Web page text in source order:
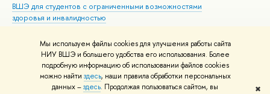
Мы используем файлы cookies для улучшения работы сайта
НИУ ВШЭ и большего удобства его использования. Более
подробную информацию об использовании файлов cookies
можно найти здесь, наши правила обработки персональных
данных –здесь. Продолжая пользоваться сайтом, вы
✖
ВШЭ для студентов с ограниченными возможностями
здоровья и инвалидностью
Единая платежная страница